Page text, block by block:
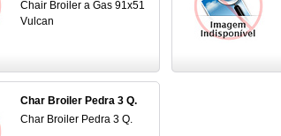
Chair Broiler a Gas 91x51
Vulcan
Char Broiler Pedra 3 Q.
Char Broiler Pedra 3 Q.